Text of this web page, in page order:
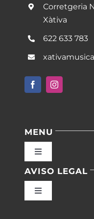
Corretgeria
Xàtiva
622 633 783
MENU
Toggle
Inicio
AVISO LEGAL
Toggle